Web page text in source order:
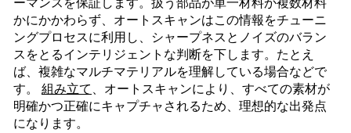
かにかかわらず、オートスキャンはこの情報をチューニ
ングプロセスに利用し、シャープネスとノイズのバラン
スをとるインテリジェントな判断を下します。たとえ
ば、複雑なマルチマテリアルを理解している場合などで
す。 組み立て、オートスキャンにより、すべての素材が
明確かつ正確にキャプチャされるため、理想的な出発点
になります。